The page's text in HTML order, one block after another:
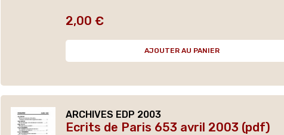
Prix
2,00 €
AJOUTER AU PANIER
ARCHIVES EDP 2003
Ecrits de Paris 653 avril 2003 (pdf)